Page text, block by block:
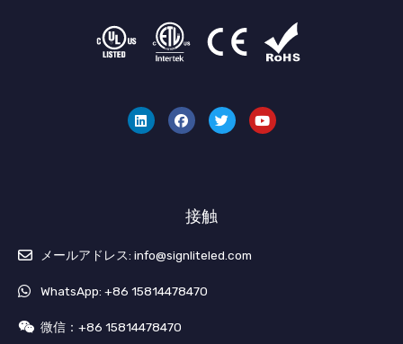
ク
ト
イ
イ
ス
ブ
ッ
タ
ー
チ
ュ
ー
接触
メールアドレス: info@signliteled.com
WhatsApp: +86 15814478470
微信：+86 15814478470